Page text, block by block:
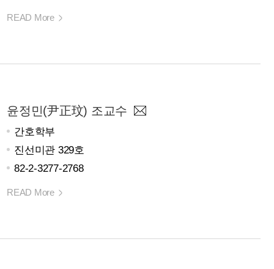
READ More
윤정민(尹正玟) 조교수
간호학부
진선미관 329호
82-2-3277-2768
READ More